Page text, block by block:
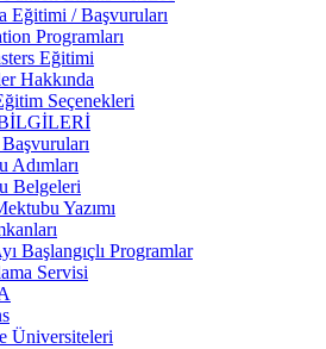
Eğitimi / Başvuruları
Programları
Eğitimi
Hakkında
Seçenekleri
Adımları
Belgeleri
Yazımı
Başlangıçlı Programlar
Servisi
Üniversiteleri